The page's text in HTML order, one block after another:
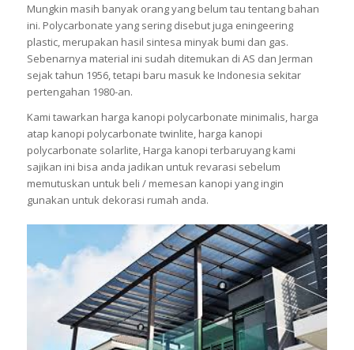
Mungkin masih banyak orang yang belum tau tentang bahan
ini. Polycarbonate yang sering disebut juga eningeering
plastic, merupakan hasil sintesa minyak bumi dan gas.
Sebenarnya material ini sudah ditemukan di AS dan Jerman
sejak tahun 1956, tetapi baru masuk ke Indonesia sekitar
pertengahan 1980-an.
Kami tawarkan harga kanopi polycarbonate minimalis, harga
atap kanopi polycarbonate twinlite, harga kanopi
polycarbonate solarlite, Harga kanopi terbaruyang kami
sajikan ini bisa anda jadikan untuk revarasi sebelum
memutuskan untuk beli / memesan kanopi yang ingin
gunakan untuk dekorasi rumah anda.